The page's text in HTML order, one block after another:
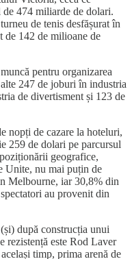
474 miliarde de dolari.
de tenis desfășurat în
de 142 de milioane de
pentru organizarea
247 de joburi în industria
de divertisment și 123 de
nopți de cazare la hoteluri,
259 de dolari pe parcursul
geografice,
Unite, nu mai puțin de
Melbourne, iar 30,8% din
au provenit din
după construcția unui
rezistență este Rod Laver
timp, prima arenă de